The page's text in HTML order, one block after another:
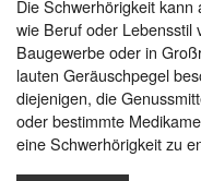
Die Schwerhörigkeit
wie Beruf oder Lebensstil
Baugewerbe oder in
lauten Geräuschpegel
diejenigen, die
oder bestimmte
eine Schwerhörigkeit zu